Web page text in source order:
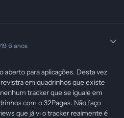
6 anos
aberto para aplicações. Desta vez
em quadrinhos que existe
tracker que se iguale em
com o 32Pages. Não faço
que já vi o tracker realmente é